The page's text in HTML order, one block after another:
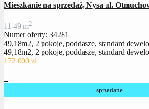
Mieszkanie na sprzedaż, Nysa ul.
11 49 m2
Numer oferty: 34281
49,18m2, 2 pokoje, poddasze, standard
49,18m2, 2 pokoje, poddasze, standard
172 000 zł
+
sprzedane